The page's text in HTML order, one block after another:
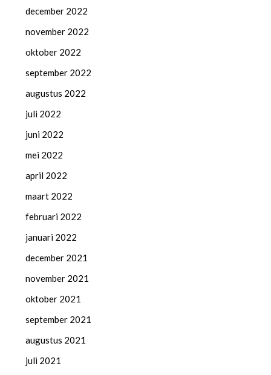
december 2022
november 2022
oktober 2022
september 2022
augustus 2022
juli 2022
juni 2022
mei 2022
april 2022
maart 2022
februari 2022
januari 2022
december 2021
november 2021
oktober 2021
september 2021
augustus 2021
juli 2021